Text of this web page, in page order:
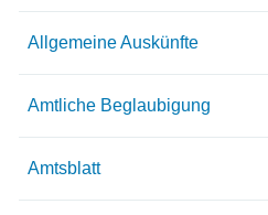
Allgemeine Auskünfte
Amtliche Beglaubigung
Amtsblatt